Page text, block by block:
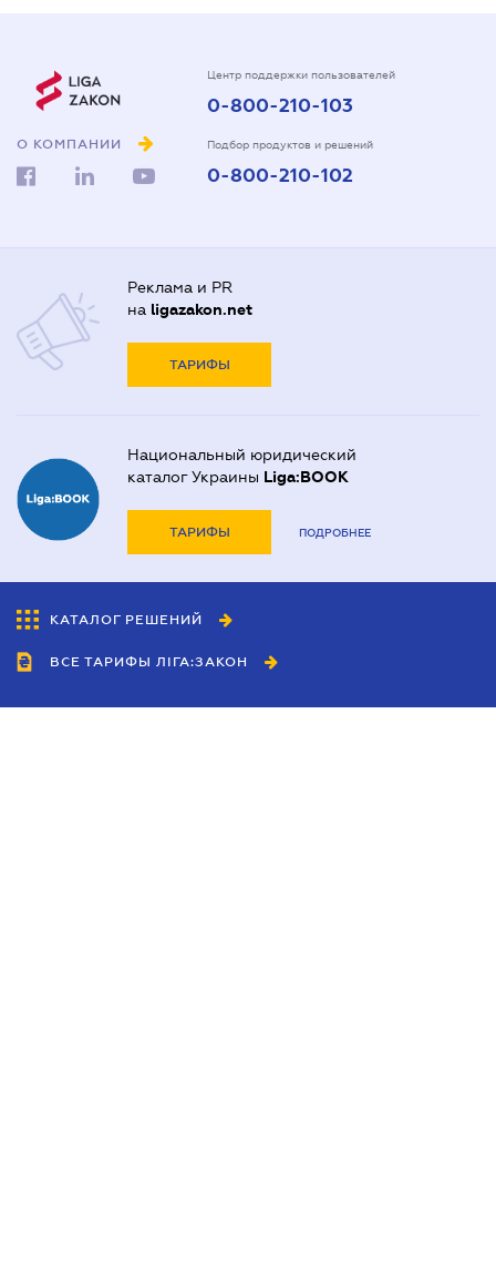
О КОМПАНИИ
Центр поддержки пользователей
0-800-210-103
Подбор продуктов и решений
0-800-210-102
Реклама и PR
на ligazakon.net
ТАРИФЫ
Национальный юридический
каталог Украины Liga:BOOK
ТАРИФЫ ПОДРОБНЕЕ
КАТАЛОГ РЕШЕНИЙ
ВСЕ ТАРИФЫ ЛІГА:ЗАКОН